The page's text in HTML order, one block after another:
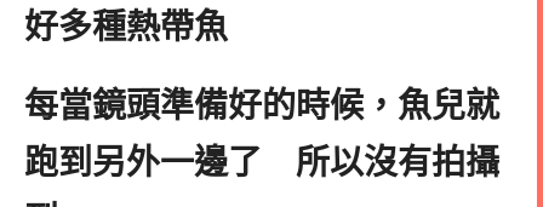
好多種熱帶魚
每當鏡頭準備好的時候，魚兒就
跑到另外一邊了 所以沒有拍攝